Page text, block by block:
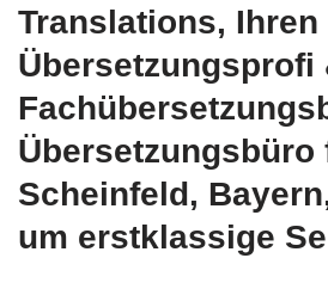
Translations, Ihren
Übersetzungsprofi
Übersetzungsbüro
Scheinfeld,
um erstklassige